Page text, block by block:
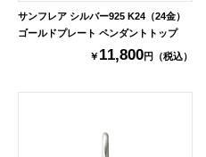
サンフレア シルバー925 K24（24金）
ゴールドプレート ペンダントトップ
￥ 11,800円（税込）